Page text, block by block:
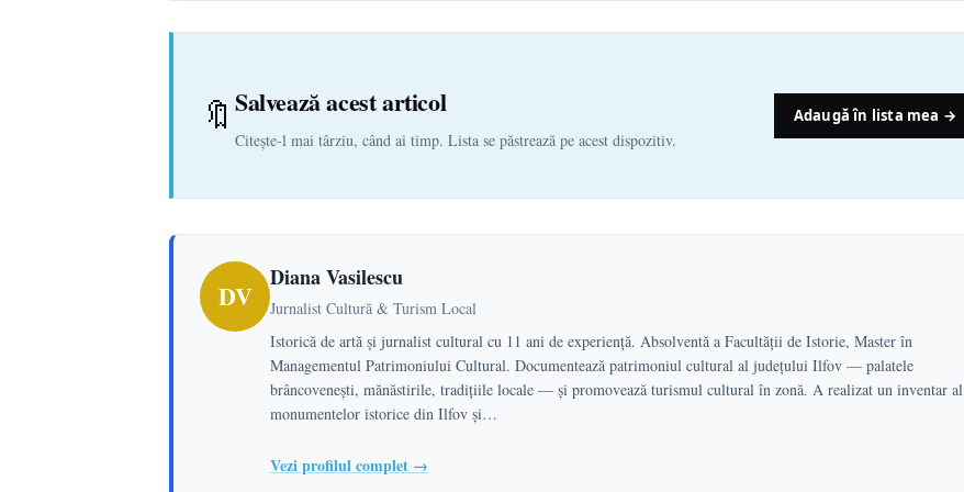
🔖 Salvează acest articol
Citește-l mai târziu, când ai timp. Lista se păstrează pe acest dispozitiv.
Adaugă în lista mea →
DV
Diana Vasilescu
Jurnalist Cultură & Turism Local
Istorică de artă și jurnalist cultural cu 11 ani de experiență. Absolventă a Facultății de Istorie, Master în
Managementul Patrimoniului Cultural. Documentează patrimoniul cultural al județului Ilfov — palatele
brâncovenești, mănăstirile, tradițiile locale — și promovează turismul cultural în zonă. A realizat un inventar al
monumentelor istorice din Ilfov și…
Vezi profilul complet →